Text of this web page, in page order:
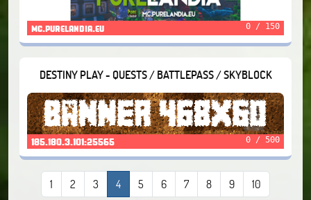
mc.purelandia.eu 0 / 150
DESTINY PLAY - QUESTS / BATTLEPASS / SKYBLOCK
185.180.3.101:25565 0 / 500
1 2 3 4 5 6 7 8 9 10